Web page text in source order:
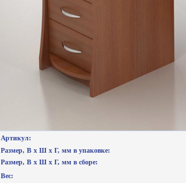
Артикул:
Размер, В х Ш х Г, мм в упаковке:
Размер, В х Ш х Г, мм в сборе:
Вес: